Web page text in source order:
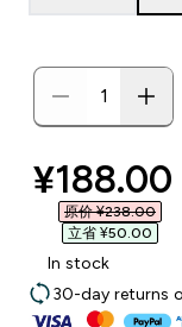
¥188.00‎
原价 ¥238.00‎
立省 ¥50.00‎
In stock
30-day returns